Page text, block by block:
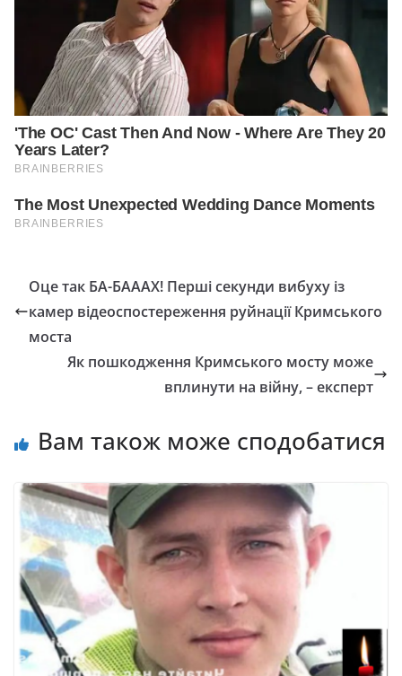
Оце так БА-БАААХ! Перші секунди вибуху із
камер відеоспостереження руйнації Кримського
моста
Як пошкодження Кримського мосту може
вплинути на війну, – експерт
Вам також може сподобатися